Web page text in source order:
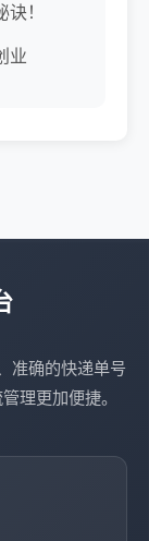
！
业
准确的快递单号
理更加便捷。